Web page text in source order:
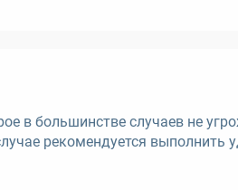
в большинстве случаев не
рекомендуется выполнить